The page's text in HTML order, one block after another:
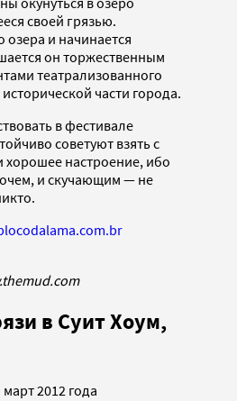
своей грязью.
и начинается
он торжественным
театрализованного
части города.
в фестивале
советуют взять с
хорошее настроение, ибо
и скучающим — не
в Суит Хоум,
март 2012 года